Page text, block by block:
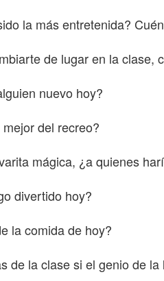
la más entretenida?
de lugar en la clase,
nuevo hoy?
del recreo?
mágica, ¿a quienes
divertido hoy?
la comida de hoy?
de la clase si el genio de